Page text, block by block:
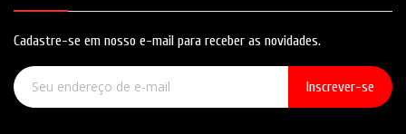
Cadastre-se em nosso e-mail para receber as novidades.
Inscrever-se